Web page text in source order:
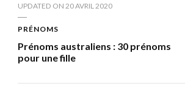
UPDATED ON 20 AVRIL 2020
PRÉNOMS
Prénoms australiens : 30 prénoms
pour une fille